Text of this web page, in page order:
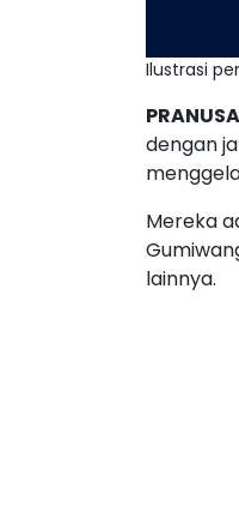
Ilustrasi
dengan
Mereka
lainnya.